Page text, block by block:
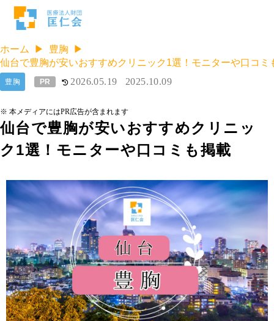
ホーム
豊胸
仙台で豊胸が安いおすすめクリニック1選！モニターや口コミ
仙台で豊胸が安いおすすめクリニッ
ク1選！モニターや口コミも掲載
2026.05.19 2025.10.09
豊胸 PR
※ 本メディアにはPR広告が含まれます